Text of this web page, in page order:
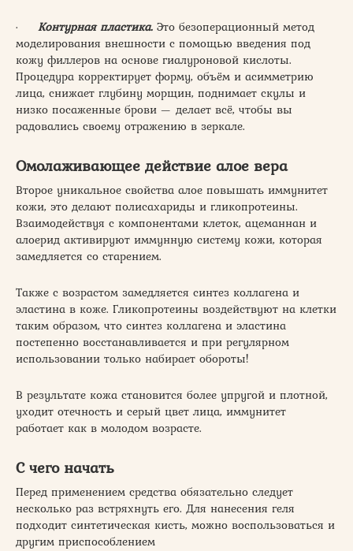
· Контурная пластика. Это безоперационный метод
моделирования внешности с помощью введения под
кожу филлеров на основе гиалуроновой кислоты.
Процедура корректирует форму, объём и асимметрию
лица, снижает глубину морщин, поднимает скулы и
низко посаженные брови — делает всё, чтобы вы
радовались своему отражению в зеркале.
Омолаживающее действие алое вера
Второе уникальное свойства алое повышать иммунитет
кожи, это делают полисахариды и гликопротеины.
Взаимодействуя с компонентами клеток, ацеманнан и
алоерид активируют иммунную систему кожи, которая
замедляется со старением.
Также с возрастом замедляется синтез коллагена и
эластина в коже. Гликопротеины воздействуют на клетки
таким образом, что синтез коллагена и эластина
постепенно восстанавливается и при регулярном
использовании только набирает обороты!
В результате кожа становится более упругой и плотной,
уходит отечность и серый цвет лица, иммунитет
работает как в молодом возрасте.
С чего начать
Перед применением средства обязательно следует
несколько раз встряхнуть его. Для нанесения геля
подходит синтетическая кисть, можно воспользоваться и
другим приспособлением